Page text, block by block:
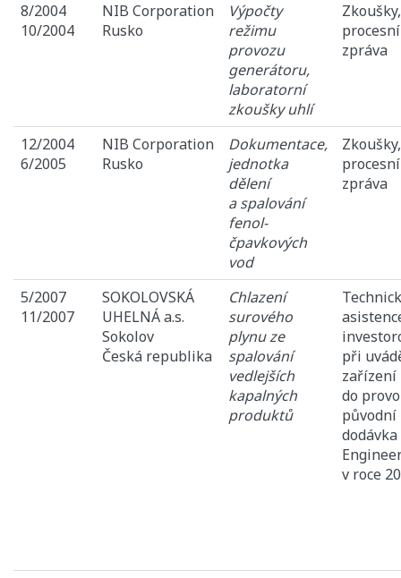
8/2004
10/2004
NIB Corporation
Rusko
Výpočty
režimu
provozu
generátoru,
laboratorní
zkoušky uhlí
Zkoušky,
procesní
zpráva
12/2004
6/2005
NIB Corporation
Rusko
Dokumentace,
jednotka
dělení
a spalování
fenol-
čpavkových
vod
Zkoušky,
procesní
zpráva
5/2007
11/2007
SOKOLOVSKÁ
UHELNÁ a.s.
Sokolov
Česká republika
Chlazení
surového
plynu ze
spalování
vedlejších
kapalných
produktů
při
zařízení
do
původní
dodávka
v roce